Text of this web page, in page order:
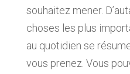
souhaitez mener.
choses les plus
au quotidien se
vous prenez. Vous